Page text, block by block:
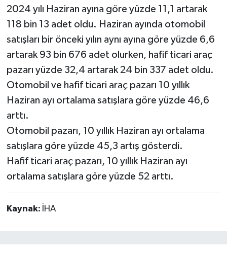
2024 yılı Haziran ayına göre yüzde 11,1 artarak
118 bin 13 adet oldu. Haziran ayında otomobil
satışları bir önceki yılın aynı ayına göre yüzde 6,6
artarak 93 bin 676 adet olurken, hafif ticari araç
pazarı yüzde 32,4 artarak 24 bin 337 adet oldu.
Otomobil ve hafif ticari araç pazarı 10 yıllık
Haziran ayı ortalama satışlara göre yüzde 46,6
arttı.
Otomobil pazarı, 10 yıllık Haziran ayı ortalama
satışlara göre yüzde 45,3 artış gösterdi.
Hafif ticari araç pazarı, 10 yıllık Haziran ayı
ortalama satışlara göre yüzde 52 arttı.
Kaynak: İHA